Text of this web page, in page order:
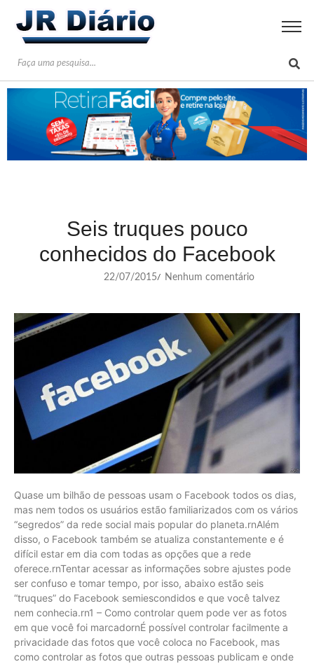
Seis truques pouco
conhecidos do Facebook
22/07/2015/ Nenhum comentário
Quase um bilhão de pessoas usam o Facebook todos os dias,
mas nem todos os usuários estão familiarizados com os vários
“segredos” da rede social mais popular do planeta.rnAlém
disso, o Facebook também se atualiza constantemente e é
difícil estar em dia com todas as opções que a rede
oferece.rnTentar acessar as informações sobre ajustes pode
ser confuso e tomar tempo, por isso, abaixo estão seis
“truques” do Facebook semiescondidos e que você talvez
nem conhecia.rn1 – Como controlar quem pode ver as fotos
em que você foi marcadornÉ possível controlar facilmente a
privacidade das fotos que você coloca no Facebook, mas
como controlar as fotos que outras pessoas publicam e onde